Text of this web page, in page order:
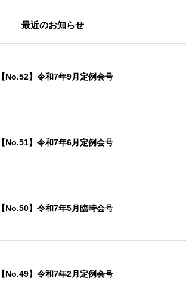
最近のお知らせ
【No.52】令和7年9月定例会号
【No.51】令和7年6月定例会号
【No.50】令和7年5月臨時会号
【No.49】令和7年2月定例会号